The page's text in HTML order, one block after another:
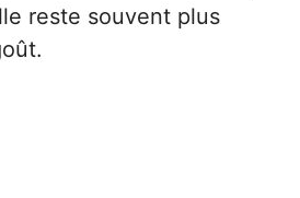
reste souvent plus